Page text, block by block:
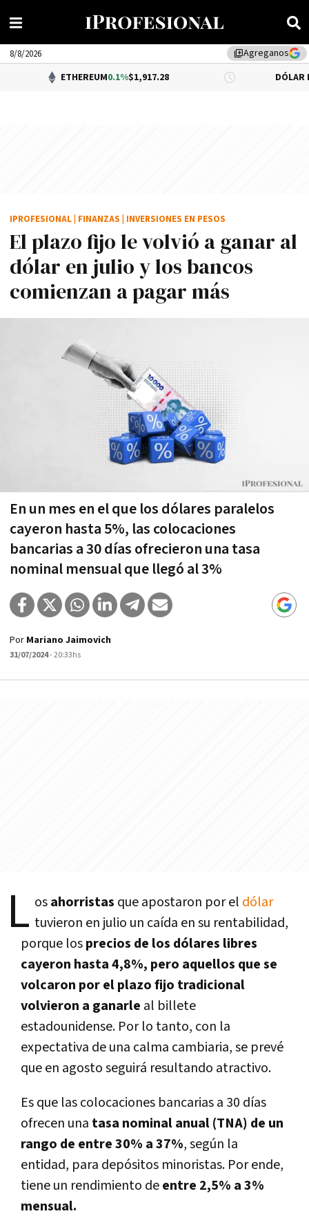
library_addAgreganos
8/8/2026
ETHEREUM0.1%$1,917.28 DÓLAR BNA
El plazo fijo le volvió a ganar al
dólar en julio y los bancos
comienzan a pagar más
En un mes en el que los dólares paralelos
cayeron hasta 5%, las colocaciones
bancarias a 30 días ofrecieron una tasa
nominal mensual que llegó al 3%
IPROFESIONAL FINANZAS INVERSIONES EN PESOS
Por Mariano Jaimovich
31/07/2024- 20:33hs
L osahorristas que apostaron por el dólar
tuvieron en julio un caída en su rentabilidad,
porque losprecios de los dólares libres
cayeron hasta 4,8%, pero aquellos que se
volcaron por el plazo fijo tradicional
volvieron a ganarle al billete
estadounidense. Por lo tanto, con la
expectativa de una calma cambiaria, se prevé
que en agosto seguirá resultando atractivo.
Es que las colocaciones bancarias a 30 días
ofrecen una tasa nominal anual (TNA) de un
rango de entre 30% a 37%, según la
entidad, para depósitos minoristas. Por ende,
tiene un rendimiento deentre 2,5% a 3%
mensual.